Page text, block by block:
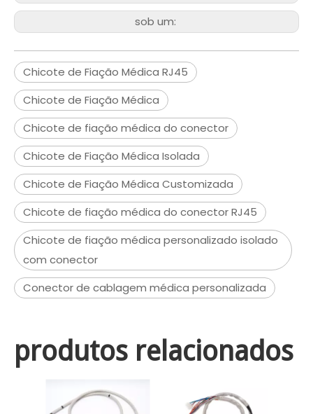
sob um:
Chicote de Fiação Médica RJ45
Chicote de Fiação Médica
Chicote de fiação médica do conector
Chicote de Fiação Médica Isolada
Chicote de Fiação Médica Customizada
Chicote de fiação médica do conector RJ45
Chicote de fiação médica personalizado isolado
com conector
Conector de cablagem médica personalizada
produtos relacionados